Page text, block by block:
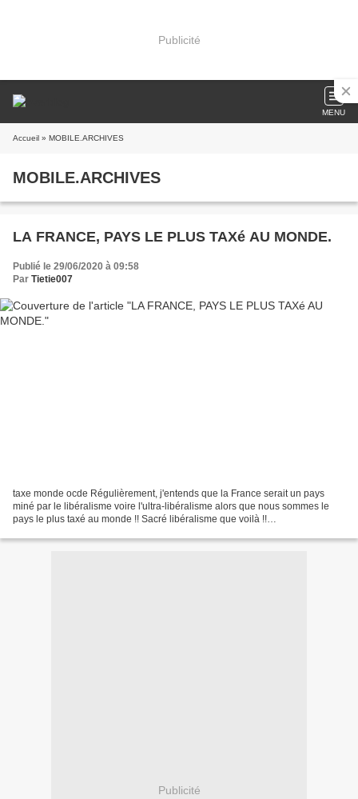
Publicité
MENU
Accueil » MOBILE.ARCHIVES
MOBILE.ARCHIVES
LA FRANCE, PAYS LE PLUS TAXé AU MONDE.
Publié le 29/06/2020 à 09:58
Par Tietie007
taxe monde ocde Régulièrement, j'entends que la France serait un pays
miné par le libéralisme voire l'ultra-libéralisme alors que nous sommes le
pays le plus taxé au monde !! Sacré libéralisme que voilà !!
Publicité